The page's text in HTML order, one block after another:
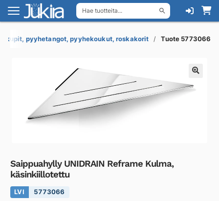
Hae tuotteita...
Siirry
navigointiin
Siirry
sisältöön
pyyhetangot, pyyhekoukut, roskakorit Tuote 5773066
Saippuahylly UNIDRAIN Reframe Kulma,
käsinkiillotettu
LVI 5773066